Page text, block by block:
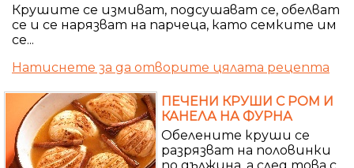
Крушите се измиват, подсушават се, обелват
се и се нарязват на парчеца, като семките им
се...
Натиснете за да отворите цялата рецепта
ПЕЧЕНИ КРУШИ С РОМ И
КАНЕЛА НА ФУРНА
Обелените круши се
разрязват на половинки